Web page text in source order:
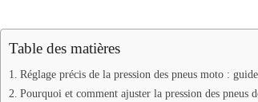
Table des matières
Réglage précis de la pression des pneus moto :
Pourquoi et comment ajuster la pression des pneus